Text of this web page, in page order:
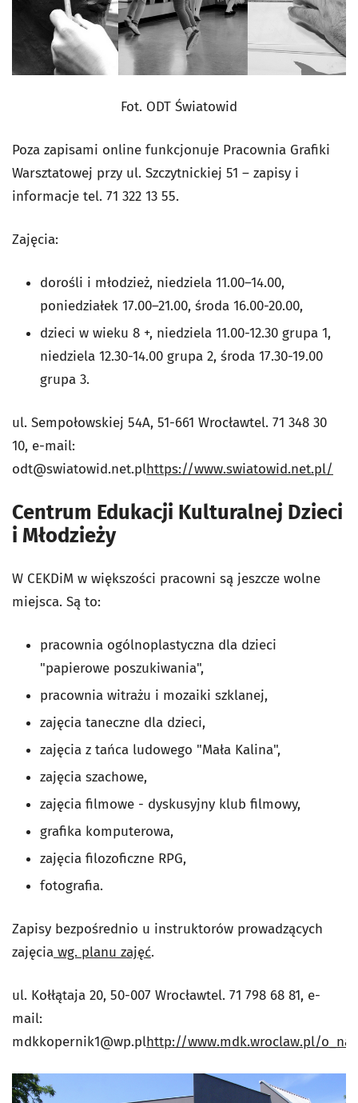
Fot. ODT Światowid
Poza zapisami online funkcjonuje Pracownia Grafiki
Warsztatowej przy ul. Szczytnickiej 51 – zapisy i
informacje tel. 71 322 13 55.
Zajęcia:
dorośli i młodzież, niedziela 11.00–14.00,
poniedziałek 17.00–21.00, środa 16.00-20.00,
dzieci w wieku 8 +, niedziela 11.00-12.30 grupa 1,
niedziela 12.30-14.00 grupa 2, środa 17.30-19.00
grupa 3.
ul. Sempołowskiej 54A, 51-661 Wrocławtel. 71 348 30
10, e-mail:
odt@swiatowid.net.plhttps://www.swiatowid.net.pl/
Centrum Edukacji Kulturalnej Dzieci
i Młodzieży
W CEKDiM w większości pracowni są jeszcze wolne
miejsca. Są to:
pracownia ogólnoplastyczna dla dzieci
"papierowe poszukiwania",
pracownia witrażu i mozaiki szklanej,
zajęcia taneczne dla dzieci,
zajęcia z tańca ludowego "Mała Kalina",
zajęcia szachowe,
zajęcia filmowe - dyskusyjny klub filmowy,
grafika komputerowa,
zajęcia filozoficzne RPG,
fotografia.
Zapisy bezpośrednio u instruktorów prowadzących
zajęcia wg. planu zajęć.
ul. Kołłątaja 20, 50-007 Wrocławtel. 71 798 68 81, e-
mail:
mdkkopernik1@wp.plhttp://www.mdk.wroclaw.pl/